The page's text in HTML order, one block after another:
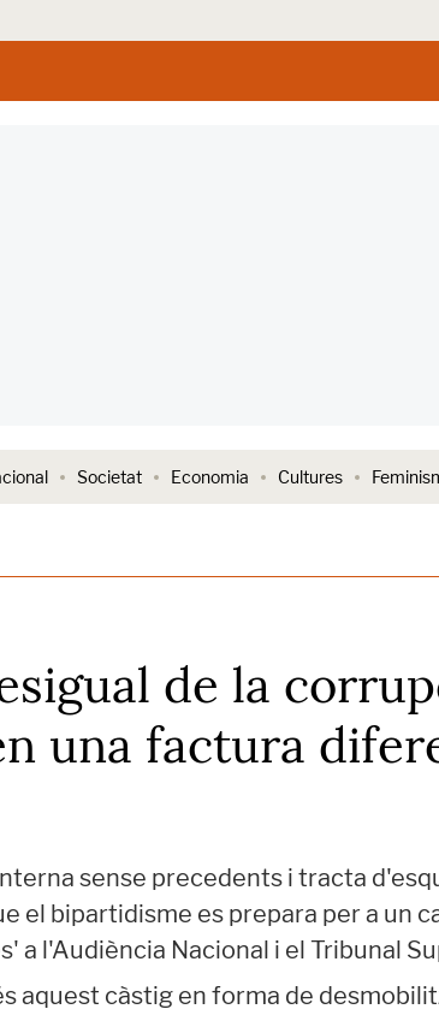
Societat Economia Cultures
de la
una factura
sense precedents i tracta
el bipartidisme es prepara per a un
a l'Audiència Nacional i el Tribunal
aquest càstig en forma de